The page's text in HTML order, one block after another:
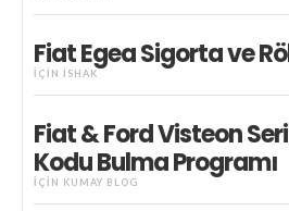
Fiat Egea Sigorta ve
IÇIN İSHAK
Fiat & Ford Visteon
Kodu Bulma Programı
IÇIN KUMAY BLOG